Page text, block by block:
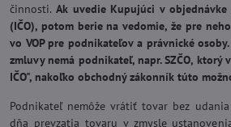
činnosti. Ak uvedie Kupujúci v
(IČO), potom berie na vedomie, že pre
vo VOP pre podnikateľov a právnické
zmluvy nemá podnikateľ, napr. SZČO, ktorý
IČO", nakoľko obchodný zákonník túto
Podnikateľ nemôže vrátiť tovar bez
dňa prevzatia tovaru v zmysle